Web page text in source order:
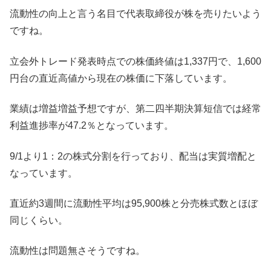
流動性の向上と言う名目で代表取締役が株を売りたいよう
ですね。
立会外トレード発表時点での株価終値は1,337円で、1,600
円台の直近高値から現在の株価に下落しています。
業績は増益増益予想ですが、第二四半期決算短信では経常
利益進捗率が47.2％となっています。
9/1より1：2の株式分割を行っており、配当は実質増配と
なっています。
直近約3週間に流動性平均は95,900株と分売株式数とほぼ
同じくらい。
流動性は問題無さそうですね。